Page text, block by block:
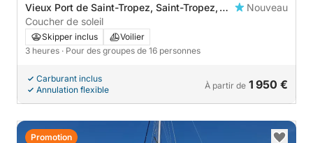
Vieux Port de Saint-Tropez, Saint-Tropez,
France
Nouveau
Coucher de soleil
Skipper inclus
Voilier
3 heures · Pour des groupes de 16 personnes
Carburant inclus
Annulation flexible
À partir de 1 950 €
Promotion